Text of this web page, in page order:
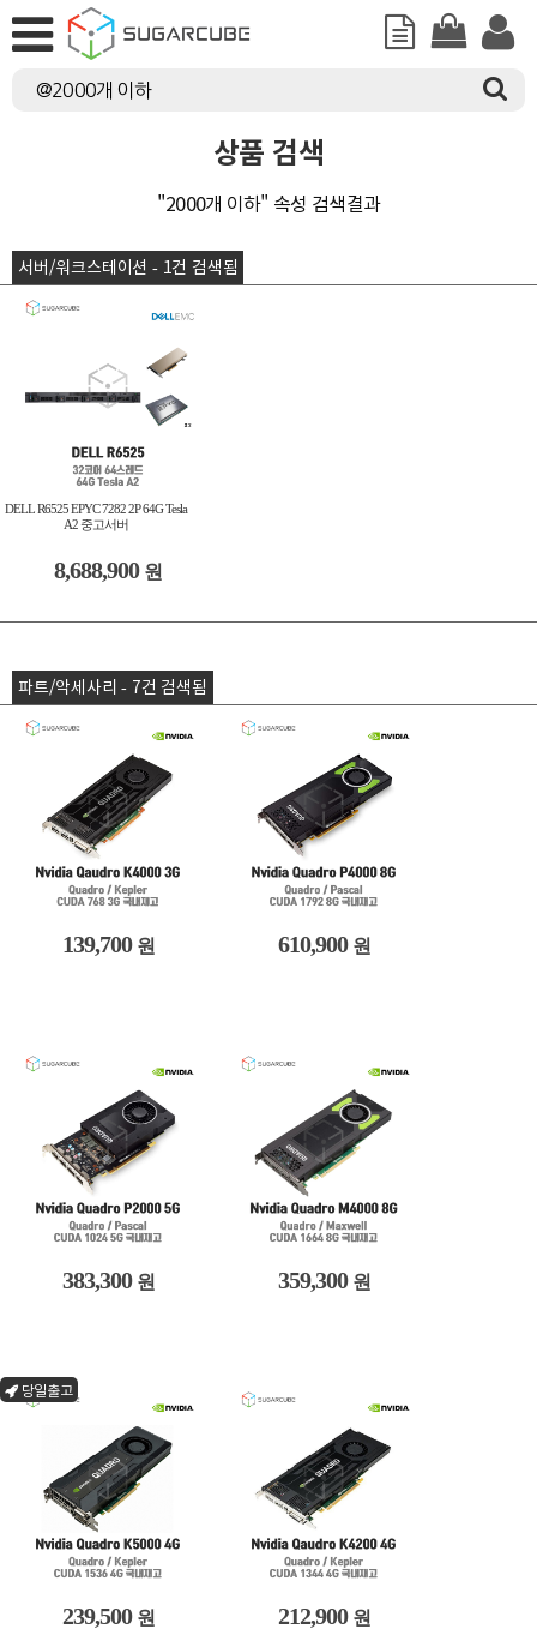
상품 검색
"2000개 이하" 속성 검색결과
서버/워크스테이션 - 1건 검색됨
DELL R6525 EPYC 7282 2P 64G Tesla
A2 중고서버
8,688,900 원
파트/악세사리 - 7건 검색됨
139,700 원 610,900 원
383,300 원 359,300 원
당일출고
239,500 원 212,900 원